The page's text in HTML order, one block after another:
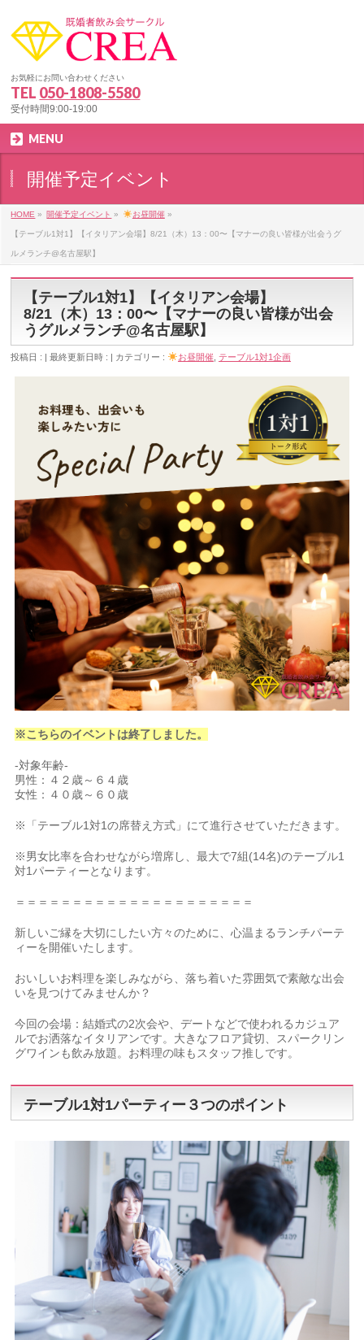
お気軽にお問い合わせください
TEL 050-1808-5580
受付時間9:00-19:00
MENU
開催予定イベント
HOME » 開催予定イベント » お昼開催 »
【テーブル1対1】【イタリアン会場】8/21（木）13：00〜【マナーの良い皆様が出会うグ
ルメランチ@名古屋駅】
【テーブル1対1】【イタリアン会場】
8/21（木）13：00〜【マナーの良い皆様が出会
うグルメランチ@名古屋駅】
投稿日 : 最終更新日時 : カテゴリー : お昼開催, テーブル1対1企画
※こちらのイベントは終了しました。
-対象年齢-
男性：４２歳～６４歳
女性：４０歳～６０歳
※「テーブル1対1の席替え方式」にて進行させていただきます。
※男女比率を合わせながら増席し、最大で7組(14名)のテーブル1
対1パーティーとなります。
＝＝＝＝＝＝＝＝＝＝＝＝＝＝＝＝＝＝＝＝＝
新しいご縁を大切にしたい方々のために、心温まるランチパーテ
ィーを開催いたします。
おいしいお料理を楽しみながら、落ち着いた雰囲気で素敵な出会
いを見つけてみませんか？
今回の会場：結婚式の2次会や、デートなどで使われるカジュア
ルでお洒落なイタリアンです。大きなフロア貸切、スパークリン
グワインも飲み放題。お料理の味もスタッフ推しです。
テーブル1対1パーティー３つのポイント